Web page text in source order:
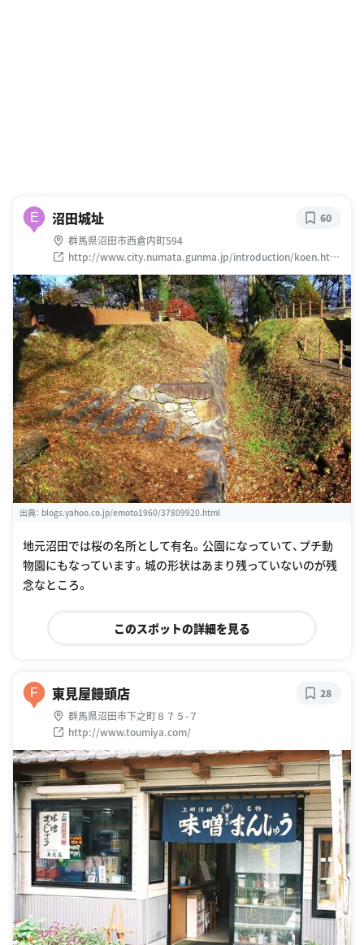
E 沼田城址
群馬県沼田市西倉内町594
http://www.city.numata.gunma.jp/introduction/koen.htm
l
60
出典： blogs.yahoo.co.jp/emoto1960/37809920.html
地元沼田では桜の名所として有名。公園になっていて、プチ動
物園にもなっています。城の形状はあまり残っていないのが残
念なところ。
このスポットの詳細を見る
F 東見屋饅頭店
群馬県沼田市下之町８７５-７
http://www.toumiya.com/
28